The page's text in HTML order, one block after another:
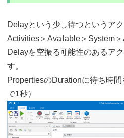
Delayという少し待つというア
Activities＞Available＞System
Delayを空振る可能性のあるア
す。
PropertiesのDurationに待ち時
で1秒）